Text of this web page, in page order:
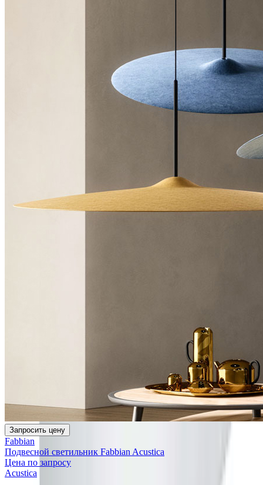
Запросить цену
Fabbian
Подвесной светильник Fabbian Acustica
Цена по запросу
Acustica